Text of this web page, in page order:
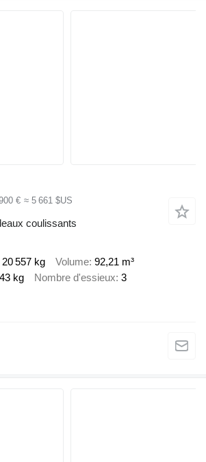
€ ≈ 5 661 $US
coulissants
20 557 kg Volume 92,21 m³
kg Nombre d'essieux 3